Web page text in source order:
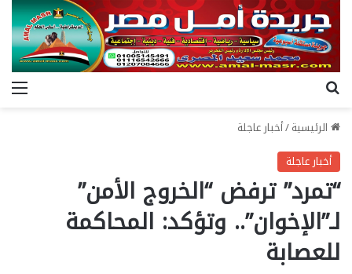
الرئيسية/أخبار عاجلة
أخبار عاجلة
“تمرد” ترفض “الخروج الأمن”
لـ”الإخوان”.. وتؤكد: المحاكمة
للعصابة